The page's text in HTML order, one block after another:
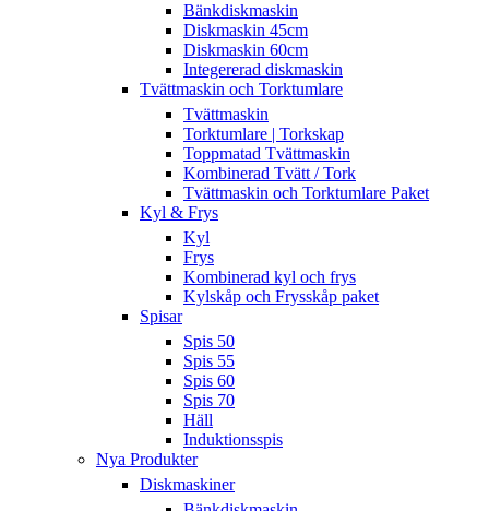
Bänkdiskmaskin
Diskmaskin 45cm
Diskmaskin 60cm
Integererad diskmaskin
Tvättmaskin och Torktumlare
Tvättmaskin
Torktumlare | Torkskap
Toppmatad Tvättmaskin
Kombinerad Tvätt / Tork
Tvättmaskin och Torktumlare Paket
Kyl & Frys
Kyl
Frys
Kombinerad kyl och frys
Kylskåp och Frysskåp paket
Spisar
Spis 50
Spis 55
Spis 60
Spis 70
Häll
Induktionsspis
Nya Produkter
Diskmaskiner